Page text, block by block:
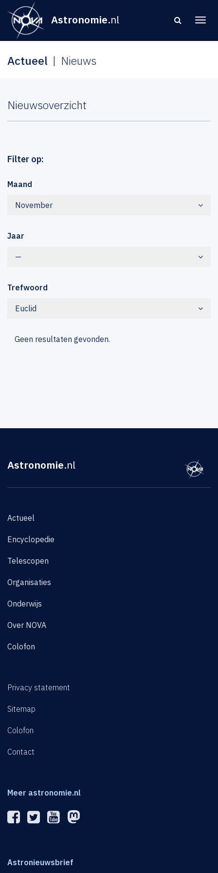
Astronomie.nl
Actueel Nieuws
Nieuwsoverzicht
Filter op:
Maand
November
Jaar
—
Trefwoord
Euclid
Geen resultaten gevonden.
Astronomie.nl
Actueel
Encyclopedie
Telescopen
Organisaties
Onderwijs
Over NOVA
Colofon
Privacy statement
Sitemap
Colofon
Contact
Meer astronomie.nl
Astronieuwsbrief